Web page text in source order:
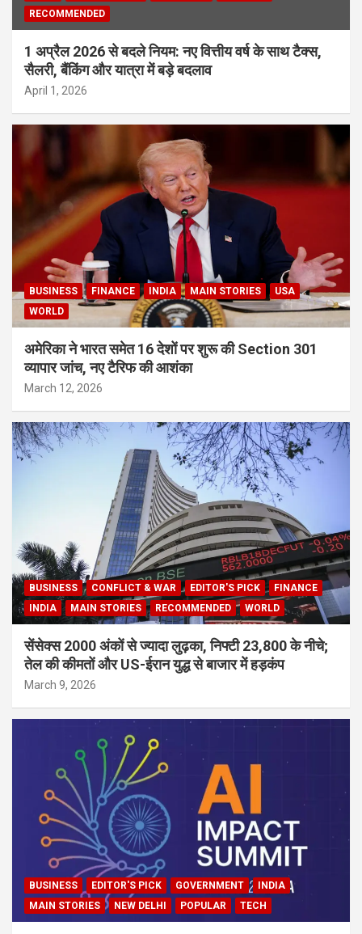
RECOMMENDED
1 अप्रैल 2026 से बदले नियम: नए वित्तीय वर्ष के साथ टैक्स,
सैलरी, बैंकिंग और यात्रा में बड़े बदलाव
April 1, 2026
BUSINESS FINANCE INDIA MAIN STORIES
USA
WORLD
अमेरिका ने भारत समेत 16 देशों पर शुरू की Section 301
व्यापार जांच, नए टैरिफ की आशंका
March 12, 2026
BUSINESS CONFLICT & WAR EDITOR'S PICK
FINANCE
INDIA
MAIN STORIES RECOMMENDED WORLD
सेंसेक्स 2000 अंकों से ज्यादा लुढ़का, निफ्टी 23,800 के नीचे;
तेल की कीमतों और US-ईरान युद्ध से बाजार में हड़कंप
March 9, 2026
BUSINESS EDITOR'S PICK GOVERNMENT
INDIA
MAIN STORIES
NEW DELHI POPULAR TECH